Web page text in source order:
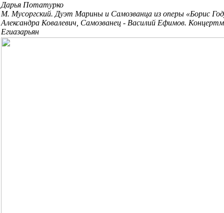
Дарья Потатурко
М. Мусоргский. Дуэт Марины и Самозванца из оперы «Борис
Александра Ковалевич, Самозванец - Василий Ефимов.
Егиазарьян